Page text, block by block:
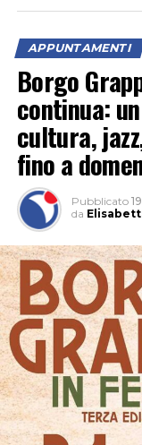
APPUNTAMENTI
Borgo
continua:
cultura,
fino a
Pubblicato
da